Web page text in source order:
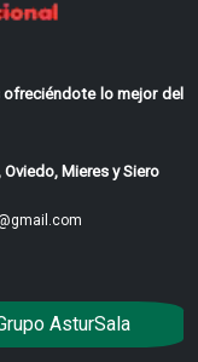
ofreciéndote lo mejor del
Mieres y Siero
AsturSala